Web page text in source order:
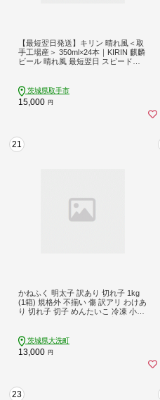
【最短翌日発送】キリン 晴れ風＜取
手工場産＞ 350ml×24本｜KIRIN 麒麟
ビール 晴れ風 最短翌日 スピード発
茨城県取手市
15,000 円
21
かねふく 明太子 訳あり 切れ子 1kg
(1箱) 規格外 不揃い 傷 訳アリ わけあ
り 切れ子 切子 めんたいこ 冷凍 小分
茨城県大洗町
13,000 円
23